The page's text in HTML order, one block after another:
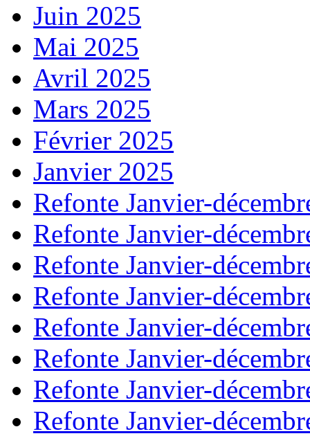
Juin 2025
Mai 2025
Avril 2025
Mars 2025
Février 2025
Janvier 2025
Refonte Janvier-
Refonte Janvier-
Refonte Janvier-
Refonte Janvier-
Refonte Janvier-
Refonte Janvier-
Refonte Janvier-
Refonte Janvier-